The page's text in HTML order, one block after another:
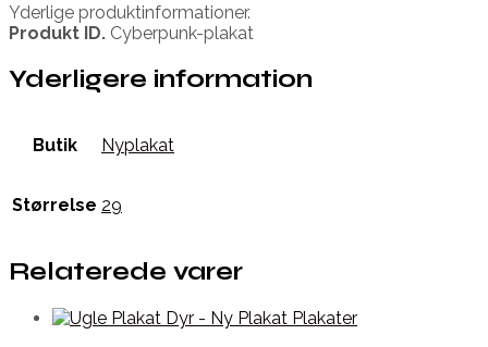
Yderlige produktinformationer.
Produkt ID. Cyberpunk-plakat
Yderligere information
Butik Nyplakat
Størrelse 29
Relaterede varer